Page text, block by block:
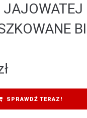
JAJOWATEJ
SPRAWDŹ TERAZ!